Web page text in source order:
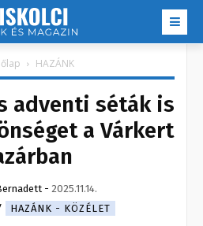
HAZÁNK
adventi séták is
a Várkert
- 2025.11.14.
HAZÁNK - KÖZÉLET